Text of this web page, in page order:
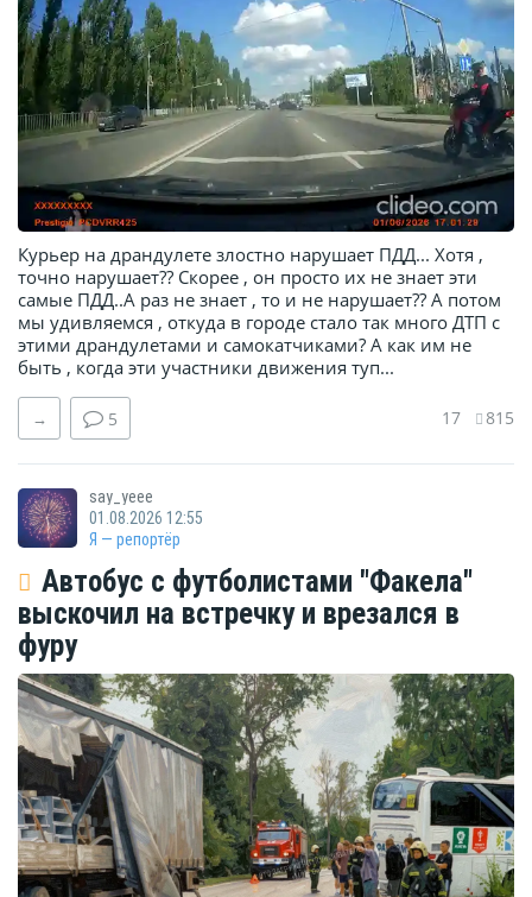
Курьер на драндулете злостно нарушает ПДД... Хотя ,
точно нарушает?? Скорее , он просто их не знает эти
самые ПДД..А раз не знает , то и не нарушает?? А потом
мы удивляемся , откуда в городе стало так много ДТП с
этими драндулетами и самокатчиками? А как им не
быть , когда эти участники движения туп...
→ 5 17 815
say_yeee
01.08.2026 12:55
Я — репортёр
Автобус с футболистами "Факела"
выскочил на встречку и врезался в
фуру